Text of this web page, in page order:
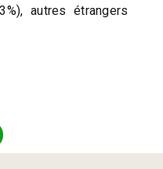
autres étrangers